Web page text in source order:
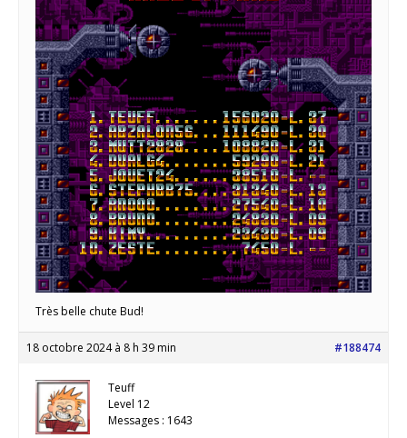
Très belle chute Bud!
18 octobre 2024 à 8 h 39 min #188474
Teuff
Level 12
Messages : 1643